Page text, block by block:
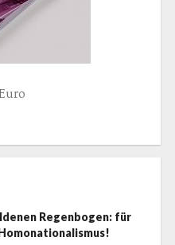
Regenbogen: für